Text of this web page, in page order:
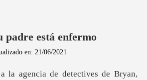
0
padre está enfermo
en: 21/06/2021